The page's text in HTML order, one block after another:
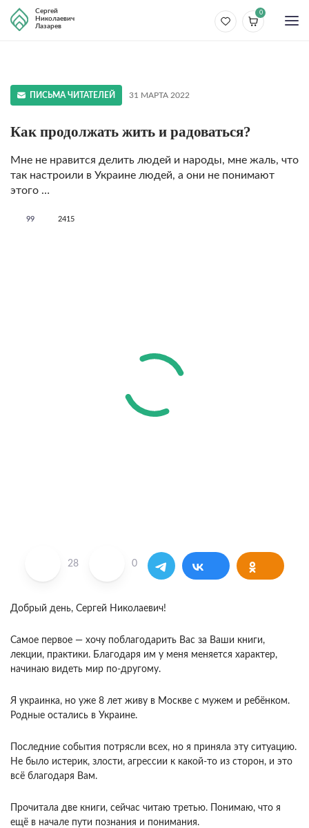
Сергей
Николаевич
Лазарев
0
ПИСЬМА ЧИТАТЕЛЕЙ 31 МАРТА 2022
Как продолжать жить и радоваться?
Мне не нравится делить людей и народы, мне жаль, что
так настроили в Украине людей, а они не понимают
этого …
99 2415
28 0
Добрый день, Сергей Николаевич!
Самое первое — хочу поблагодарить Вас за Ваши книги,
лекции, практики. Благодаря им у меня меняется характер,
начинаю видеть мир по-другому.
Я украинка, но уже 8 лет живу в Москве с мужем и ребёнком.
Родные остались в Украине.
Последние события потрясли всех, но я приняла эту ситуацию.
Не было истерик, злости, агрессии к какой-то из сторон, и это
всё благодаря Вам.
Прочитала две книги, сейчас читаю третью. Понимаю, что я
ещё в начале пути познания и понимания.